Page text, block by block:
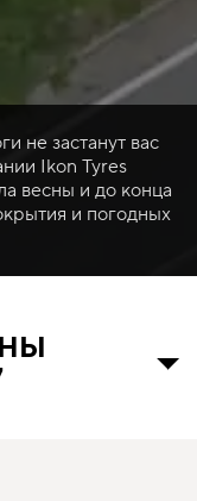
не застанут вас
Ikon Tyres
весны и до конца
и погодных